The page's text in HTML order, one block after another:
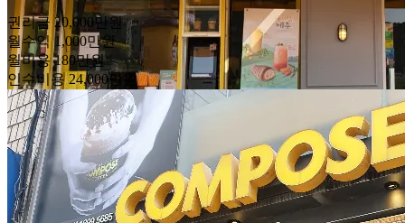
권리금 20,000만원
월수익 1,000만원
월비용 180만원
인수비용 24,000만원